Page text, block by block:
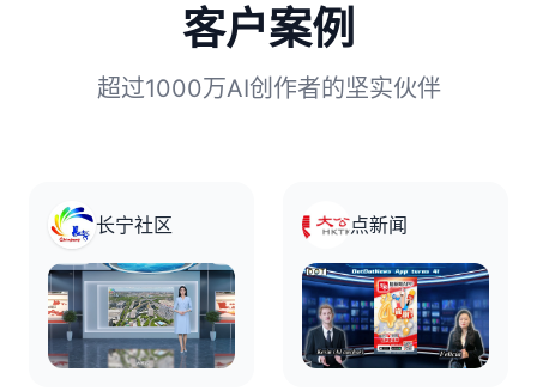
客户案例
超过1000万AI创作者的坚实伙伴
长宁社区 点新闻